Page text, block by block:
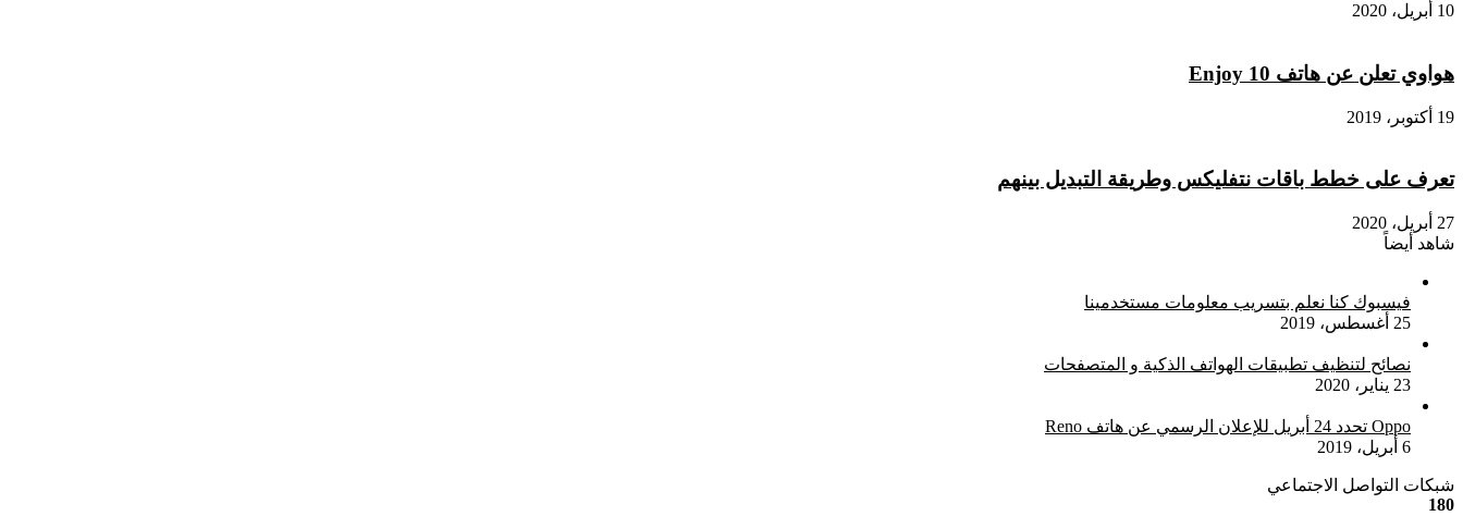
10 أبريل، 2020
هواوي تعلن عن هاتف Enjoy 10
19 أكتوبر، 2019
تعرف على خطط باقات نتفليكس وطريقة التبديل بينهم
27 أبريل، 2020
شاهد أيضاً
فيسبوك كنا نعلم بتسريب معلومات مستخدمينا
25 أغسطس، 2019
نصائح لتنظيف تطبيقات الهواتف الذكية و المتصفحات
23 يناير، 2020
Oppo تحدد 24 أبريل للإعلان الرسمي عن هاتف Reno
6 أبريل، 2019
شبكات التواصل الاجتماعي
180